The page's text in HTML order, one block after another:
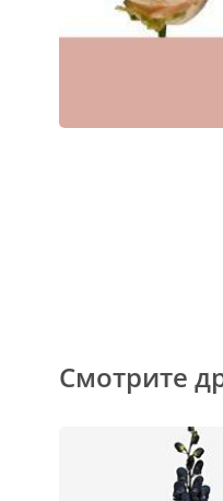
Смотрите